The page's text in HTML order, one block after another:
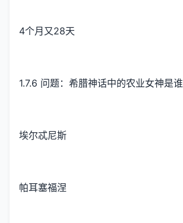
4个月又28天
1.7.6 问题：希腊神话中的农业女神是谁
埃尔忒尼斯
帕耳塞福涅